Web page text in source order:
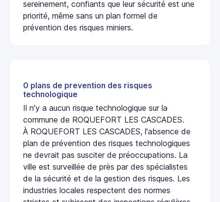
sereinement, confiants que leur sécurité est une
priorité, même sans un plan formel de
prévention des risques miniers.
0 plans de prevention des risques
technologique
Il n'y a aucun risque technologique sur la
commune de ROQUEFORT LES CASCADES.
À ROQUEFORT LES CASCADES, l'absence de
plan de prévention des risques technologiques
ne devrait pas susciter de préoccupations. La
ville est surveillée de près par des spécialistes
de la sécurité et de la gestion des risques. Les
industries locales respectent des normes